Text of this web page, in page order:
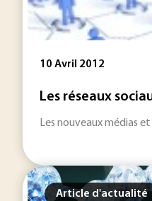
10 Avril 2012
Les réseaux
Les nouveaux médias
Article d'actualité